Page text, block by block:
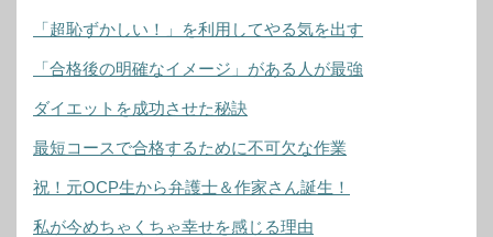
「超恥ずかしい！」を利用してやる気を出す
「合格後の明確なイメージ」がある人が最強
ダイエットを成功させた秘訣
最短コースで合格するために不可欠な作業
祝！元OCP生から弁護士＆作家さん誕生！
私が今めちゃくちゃ幸せを感じる理由